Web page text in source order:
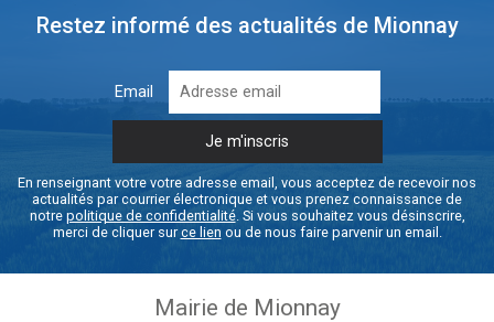
Restez informé des actualités de Mionnay
Email
En renseignant votre votre adresse email, vous acceptez de recevoir nos
actualités par courrier électronique et vous prenez connaissance de
notre politique de confidentialité. Si vous souhaitez vous désinscrire,
merci de cliquer surce lien ou de nous faire parvenir un email.
Mairie de Mionnay